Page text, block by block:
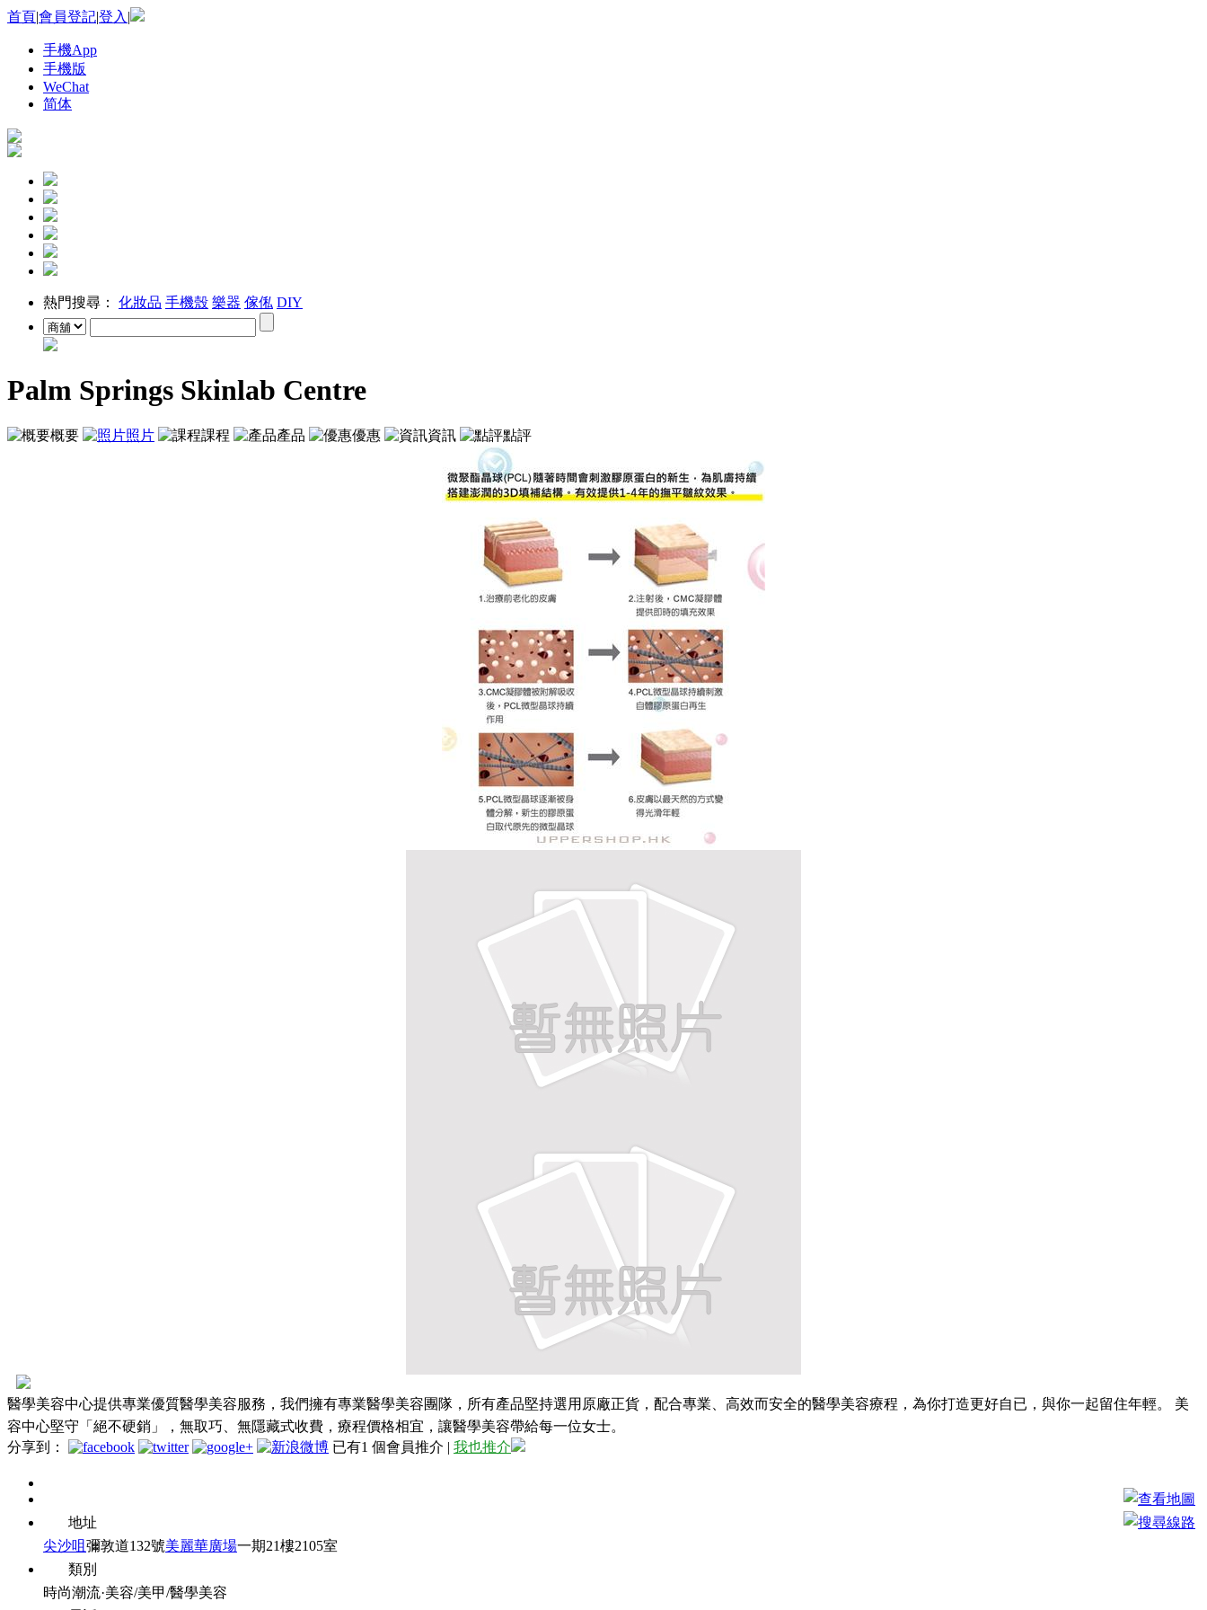
首頁|會員登記|登入 |
手機App
手機版
WeChat
简体
熱門搜尋： 化妝品 手機殼 樂器 傢俬 DIY
Palm Springs Skinlab Centre
概要 照片 課程 產品 優惠 資訊 點評
醫學美容中心提供專業優質醫學美容服務，我們擁有專業醫學美容團隊，所有產品堅持選用原廠正貨，配合專業、高效而安全的醫學美容療程，為你打造更好自已，與你一起留住年輕。 美
容中心堅守「絕不硬銷」，無取巧、無隱藏式收費，療程價格相宜，讓醫學美容帶給每一位女士。
分享到：
已有1 個會員推介 | 我也推介
地址
尖沙咀 彌敦道132號美麗華廣場一期21樓2105室
類別
時尚潮流·美容/美甲/醫學美容